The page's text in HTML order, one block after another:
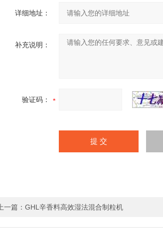
详细地址：
补充说明：
验证码：
上一篇： GHL辛香料高效湿法混合制粒机